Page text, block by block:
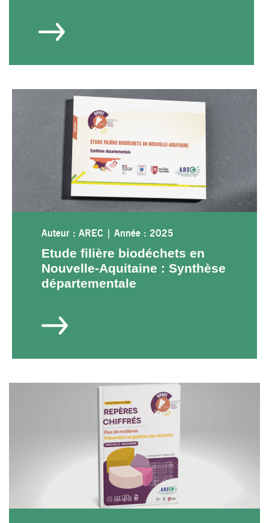
Auteur : AREC | Année : 2025
Etude filière biodéchets en
Nouvelle-Aquitaine : Synthèse
départementale